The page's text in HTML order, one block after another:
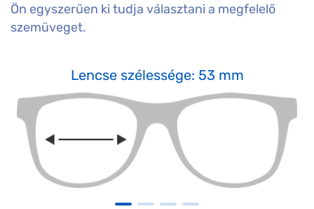
Ön egyszerűen ki tudja választani a megfelelő
szemüveget.
Lencse szélessége: 53 mm